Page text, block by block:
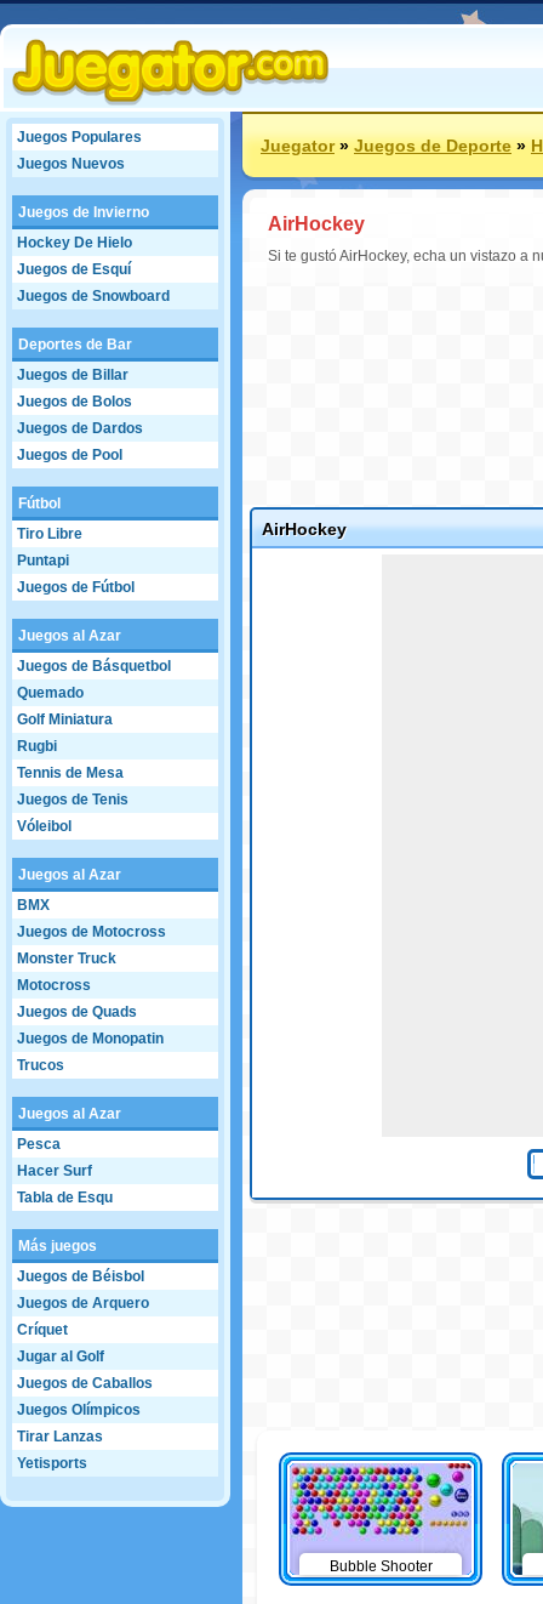
Juegos Populares
Juegos Nuevos
Juegos de Invierno
Hockey De Hielo
Juegos de Esquí
Juegos de Snowboard
Deportes de Bar
Juegos de Billar
Juegos de Bolos
Juegos de Dardos
Juegos de Pool
Fútbol
Tiro Libre
Puntapi
Juegos de Fútbol
Juegos al Azar
Juegos de Básquetbol
Quemado
Golf Miniatura
Rugbi
Tennis de Mesa
Juegos de Tenis
Vóleibol
Juegos al Azar
BMX
Juegos de Motocross
Monster Truck
Motocross
Juegos de Quads
Juegos de Monopatin
Trucos
Juegos al Azar
Pesca
Hacer Surf
Tabla de Esqu
Más juegos
Juegos de Béisbol
Juegos de Arquero
Críquet
Jugar al Golf
Juegos de Caballos
Juegos Olímpicos
Tirar Lanzas
Yetisports
Juegator»Juegos de Deporte»
AirHockey
Si te gustó AirHockey, echa un vistazo a
AirHockey
Bubble Shooter